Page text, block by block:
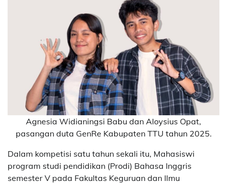
Agnesia Widianingsi Babu dan Aloysius Opat,
pasangan duta GenRe Kabupaten TTU tahun 2025.
Dalam kompetisi satu tahun sekali itu, Mahasiswi
program studi pendidikan (Prodi) Bahasa Inggris
semester V pada Fakultas Keguruan dan Ilmu